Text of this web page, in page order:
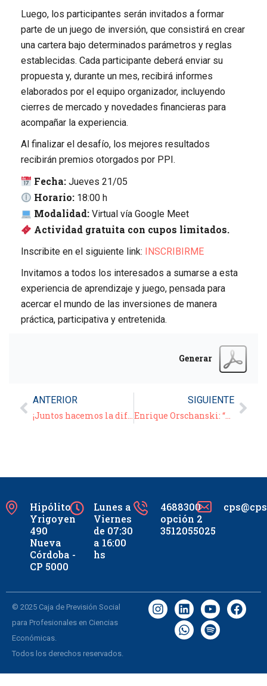
Luego, los participantes serán invitados a formar
parte de un juego de inversión, que consistirá en crear
una cartera bajo determinados parámetros y reglas
establecidas. Cada participante deberá enviar su
propuesta y, durante un mes, recibirá informes
elaborados por el equipo organizador, incluyendo
cierres de mercado y novedades financieras para
acompañar la experiencia.
Al finalizar el desafío, los mejores resultados
recibirán premios otorgados por PPI.
Fecha: Jueves 21/05
Horario: 18:00 h
Modalidad: Virtual vía Google Meet
Actividad gratuita con cupos limitados.
Inscribite en el siguiente link: INSCRIBIRME
Invitamos a todos los interesados a sumarse a esta
experiencia de aprendizaje y juego, pensada para
acercar el mundo de las inversiones de manera
práctica, participativa y entretenida.
Generar
ANTERIOR
¡Juntos hacemos la diferencia! Sumate al voluntariado de la CPS
SIGUIENTE
Enrique Orschanski: “Vínculos Intergeneracionales”
Hipólito
Yrigoyen
490
Nueva
Córdoba -
CP 5000
Lunes a
Viernes
de 07:30
a 16:00
hs
4688300
opción 2
3512055025
© 2025 Caja de Previsión Social
para Profesionales en Ciencias
Económicas.
Todos los derechos reservados.